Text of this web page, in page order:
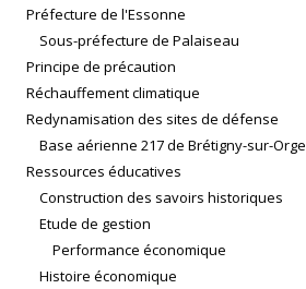
Préfecture de l'Essonne
Sous-préfecture de Palaiseau
Principe de précaution
Réchauffement climatique
Redynamisation des sites de défense
Base aérienne 217 de Brétigny-sur-Orge
Ressources éducatives
Construction des savoirs historiques
Etude de gestion
Performance économique
Histoire économique